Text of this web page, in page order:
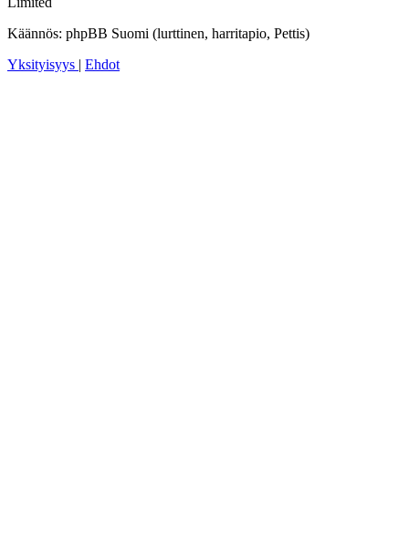
Käännös: phpBB Suomi (lurttinen, harritapio, Pettis)
Yksityisyys
Ehdot